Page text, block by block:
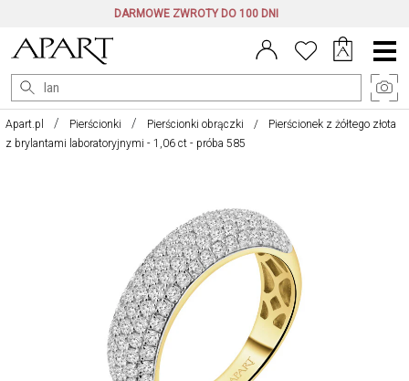
DARMOWE ZWROTY DO 100 DNI
Menu
główne
Apart.pl Pierścionki Pierścionki obrączki
Pierścionek z żółtego złota
z brylantami laboratoryjnymi - 1,06 ct - próba 585